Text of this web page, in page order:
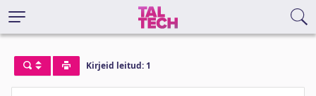
Kirjeid leitud: 1